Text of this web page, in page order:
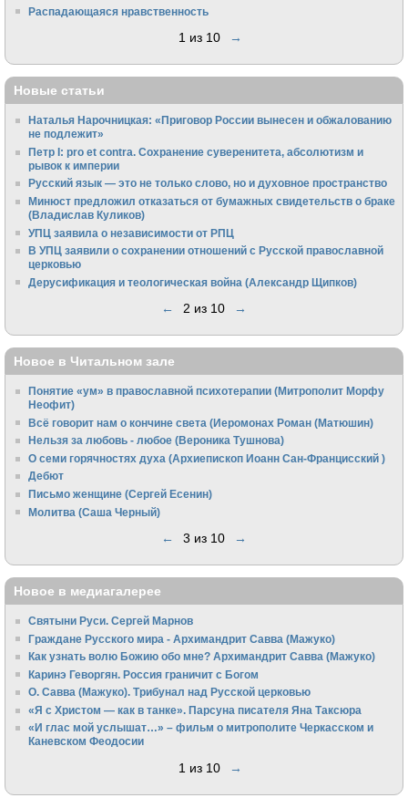
Распадающаяся нравственность
1 из 10 →
Новые статьи
Наталья Нарочницкая: «Приговор России вынесен и обжалованию
не подлежит»
Петр I: pro et contra. Сохранение суверенитета, абсолютизм и
рывок к империи
Русский язык — это не только слово, но и духовное пространство
Минюст предложил отказаться от бумажных свидетельств о браке
(Владислав Куликов)
УПЦ заявила о независимости от РПЦ
В УПЦ заявили о сохранении отношений с Русской православной
церковью
Дерусификация и теологическая война (Александр Щипков)
← 2 из 10 →
Новое в Читальном зале
Понятие «ум» в православной психотерапии (Митрополит Морфу
Неофит)
Всё говорит нам о кончине света (Иеромонах Роман (Матюшин)
Нельзя за любовь - любое (Вероника Тушнова)
О семи горячностях духа (Архиепископ Иоанн Сан-Францисский )
Дебют
Письмо женщине (Сергей Есенин)
Молитва (Саша Черный)
← 3 из 10 →
Новое в медиагалерее
Святыни Руси. Сергей Марнов
Граждане Русского мира - Архимандрит Савва (Мажуко)
Как узнать волю Божию обо мне? Архимандрит Савва (Мажуко)
Каринэ Геворгян. Россия граничит с Богом
О. Савва (Мажуко). Трибунал над Русской церковью
«Я с Христом — как в танке». Парсуна писателя Яна Таксюра
«И глас мой услышат…» – фильм о митрополите Черкасском и
Каневском Феодосии
1 из 10 →